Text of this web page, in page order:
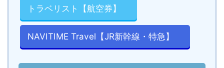
トラベリスト【航空券】
NAVITIME Travel【JR新幹線・特急】